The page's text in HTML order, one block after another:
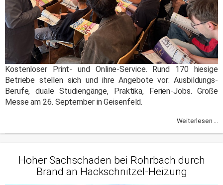
Kostenloser Print- und Online-Service. Rund 170 hiesige
Betriebe stellen sich und ihre Angebote vor: Ausbildungs-
Berufe, duale Studiengänge, Praktika, Ferien-Jobs. Große
Messe am 26. September in Geisenfeld.
Weiterlesen ...
Hoher Sachschaden bei Rohrbach durch
Brand an Hackschnitzel-Heizung